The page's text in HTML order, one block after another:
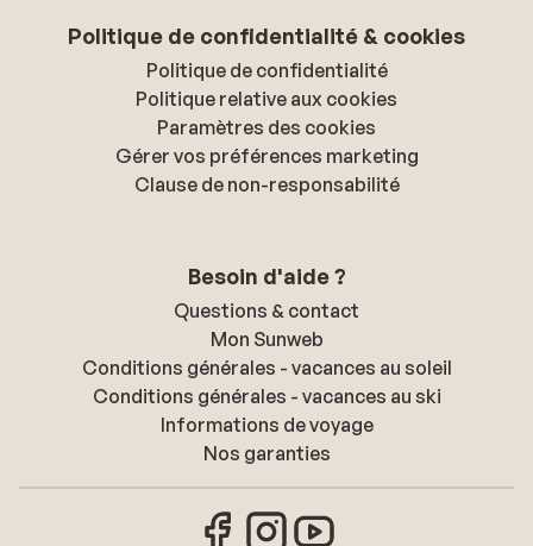
Politique de confidentialité & cookies
Politique de confidentialité
Politique relative aux cookies
Paramètres des cookies
Gérer vos préférences marketing
Clause de non-responsabilité
Besoin d'aide ?
Questions & contact
Mon Sunweb
Conditions générales - vacances au soleil
Conditions générales - vacances au ski
Informations de voyage
Nos garanties